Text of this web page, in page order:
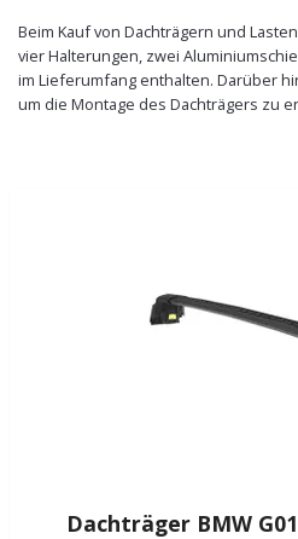
Beim Kauf von Dachträgern und
vier Halterungen, zwei
im Lieferumfang enthalten. Darüber
um die Montage des Dachträgers zu
Dachträger BMW